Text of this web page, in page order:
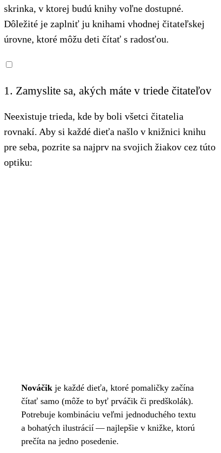
skrinka, v ktorej budú knihy voľne dostupné.
Dôležité je zaplniť ju knihami vhodnej čitateľskej
úrovne, ktoré môžu deti čítať s radosťou.
1. Zamyslite sa, akých máte v triede čitateľov
Neexistuje trieda, kde by boli všetci čitatelia
rovnakí. Aby si každé dieťa našlo v knižnici knihu
pre seba, pozrite sa najprv na svojich žiakov cez túto
optiku:
Nováčikje každé dieťa, ktoré pomaličky začína
čítať samo (môže to byť prváčik či predškolák).
Potrebuje kombináciu veľmi jednoduchého textu
a bohatých ilustrácií — najlepšie v knižke, ktorú
prečíta na jedno posedenie.